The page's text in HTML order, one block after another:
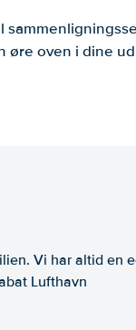
øre oven i dine
Vi har altid en
Lufthavn